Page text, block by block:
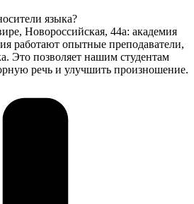
языка?
Новороссийская, 44а: академия
работают опытные преподаватели,
Это позволяет нашим студентам
речь и улучшить произношение.